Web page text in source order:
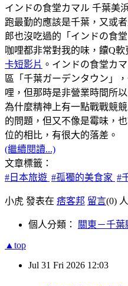
インドの食堂カマル 千葉美
跑最勤的應該是千葉，又或
郎也沒吃過的「インドの食
咖哩都非常對我的味，饢Q
卡短影片 。インドの食堂カ
區「千葉ガーデンタウン」
哩，但那時是非營業時間所
為什麼精神上有一點戰戰競
的問題，但又不像是霉味，
位的相比，有很大的落差。
(繼續閱讀...)
文章標籤：
#日本旅遊 #孤獨的美食家 #
小虎 發表在 痞客邦 留言(0)
個人分類： 關東－千葉
▲top
Jul 31 Fri 2026 12:03